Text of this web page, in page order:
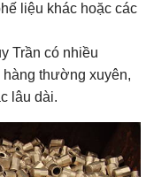
liệu khác hoặc các
Trần có nhiều
thường xuyên,
lâu dài.